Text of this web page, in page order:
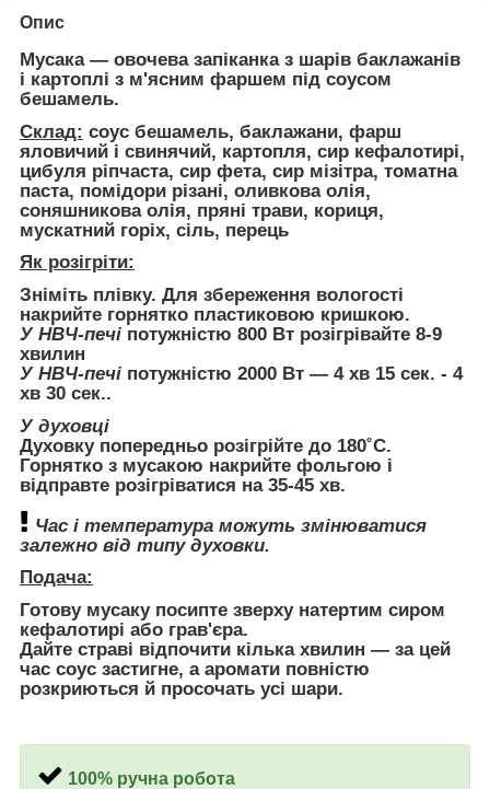
Опис
Мусака— овочева запіканка з шарів баклажанів
і картоплі з м'ясним фаршем під соусом
бешамель.
Склад: соус бешамель, баклажани, фарш
яловичий і свинячий, картопля, сир кефалотирі,
цибуля ріпчаста, сир фета, сир мізітра, томатна
паста, помідори різані, оливкова олія,
соняшникова олія, пряні трави, кориця,
мускатний горіх, сіль, перець
Як розігріти:
Зніміть плівку. Для збереження вологості
накрийте горнятко пластиковою кришкою.
У НВЧ-печі потужністю 800 Вт розігрівайте 8-9
хвилин
У НВЧ-печі потужністю 2000 Вт — 4 хв 15 сек. - 4
хв 30 сек..
У духовці
Духовку попередньо розігрійте до 180˚C.
Горнятко з мусакою накрийте фольгою і
відправте розігріватися на 35-45 хв.
Час і температура можуть змінюватися
залежно від типу духовки.
Подача:
Готову мусаку посипте зверху натертим сиром
кефалотирі або грав'єра.
Дайте страві відпочити кілька хвилин — за цей
час соус застигне, а аромати повністю
розкриються й просочать усі шари.
100% ручна робота